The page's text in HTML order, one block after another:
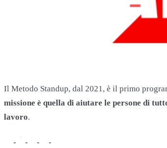
Il Metodo Standup, dal 2021, è il primo
missione è quella di aiutare le persone di
lavoro.